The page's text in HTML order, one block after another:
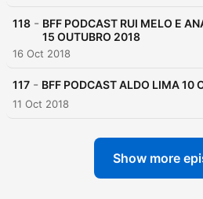
118 - BFF PODCAST RUI MELO E
15 OUTUBRO 2018
16 Oct 2018
117 - BFF PODCAST ALDO LIMA 10
11 Oct 2018
Show more